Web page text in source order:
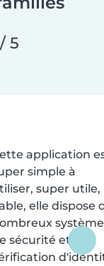
5
application
simple à
super utile,
elle dispose
sécurité et de